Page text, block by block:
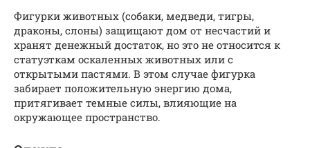
Фигурки животных (собаки, медведи, тигры,
драконы, слоны) защищают дом от несчастий и
хранят денежный достаток, но это не относится к
статуэткам оскаленных животных или с
открытыми пастями. В этом случае фигурка
забирает положительную энергию дома,
притягивает темные силы, влияющие на
окружающее пространство.